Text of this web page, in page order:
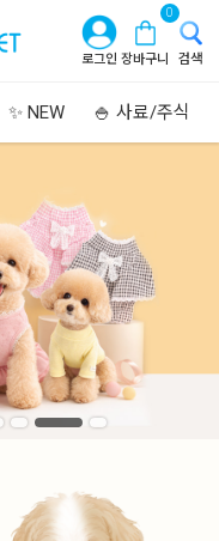
로그인 장바구니
0
검색
✨ NEW 🍚 사료/주식